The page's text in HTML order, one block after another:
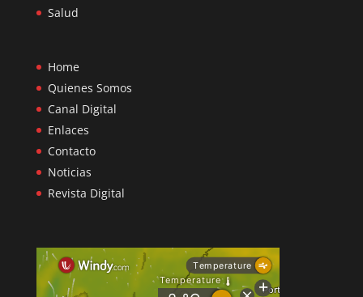
Salud
Home
Quienes Somos
Canal Digital
Enlaces
Contacto
Noticias
Revista Digital